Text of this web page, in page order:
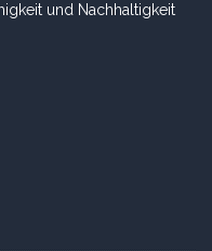
und Nachhaltigkeit